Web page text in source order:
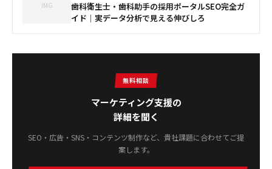
IMG
歯科衛生士・歯科助手の採用ポータルSEO完全ガ
イド｜実データ分析で見える伸びしろ
無料相談
マーケティング支援の
詳細を聞く
SEO・広告・SNS・コンテンツ制作など、貴社課題に合わせてご提
案します。